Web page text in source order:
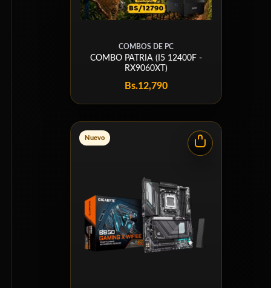
COMBOS DE PC
COMBO PATRIA (I5 12400F -
RX9060XT)
Bs.12,790
Nuevo